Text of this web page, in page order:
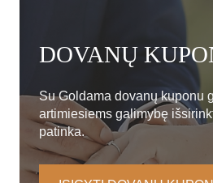
DOVANŲ
Su Goldama dovanų kuponu
artimiesiems galimybę
patinka.